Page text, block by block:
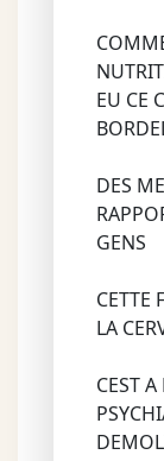
EU CE
DES
GENS
CETTE
LA
CEST